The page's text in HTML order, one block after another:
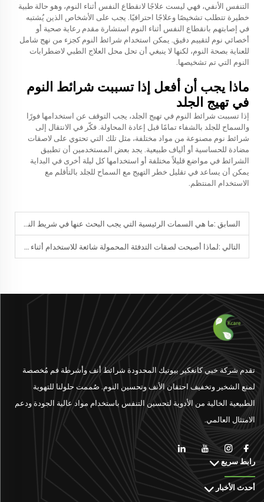
التنفس الأنفي، فهي ليست علاجًا لانقطاع النفس أثناء النوم، وهو حالة طبية
خطيرة تتطلب تشخيصًا وعلاجًا احترافيًا. يجب على الأشخاص الذين يُشتبه
في إصابتهم بانقطاع النفس أثناء النوم استشارة مقدم رعاية صحية أو
أخصائي نوم لتقييم دقيق. يمكن استخدام شرائط النوم كجزء من نهج شامل
للعناية بصحة النوم، لكنها لا ينبغي أن تحل محل العلاج الطبي لاضطرابات
النوم التي تم تشخيصها.
ماذا يجب أن أفعل إذا تسببت شرائط النوم
في تهيج الجلد
إذا تسببت شرائط النوم في تهيج الجلد، يجب التوقف عن استخدامها فورًا
والسماح للجلد بالشفاء تمامًا قبل إعادة المحاولة. فكّر في الانتقال إلى
شرائط نوم مصنوعة من مواد مختلفة، مثل تلك التي تحتوي على لاصقات
مضادة للحساسية أو ألياف طبيعية. يجد بعض المستخدمين أن تطبيق
الشرائط في مواضع قليلاً مختلفة أو استخدامها كل ليلة أخرى في البداية
يمكن أن يساعد في تقليل خطر التهيج مع السماح للجلد بالتأقلم مع
الاستخدام المنتظم.
السابق :ما هي السمات الرئيسية التي يجب البحث عنها في شريط النوم عالي الجودة؟
التالي :لماذا أصبحت لصقات التدفئة المحمولة شائعة للاستخدام أثناء السفر؟
تقدم شركة خبي كانغكير بيوتيك المحدودة شرائط أنف وأشرطة فم مُخصصة
لمنع الشخير وتخفيف احتقان الأنف وتحسين النوم. صُممت حلولنا للتهوية
الطبيعية الخالية من الأدوية لتحسين التنفس باستخدام مواد عالية الجودة ودعم
الامتثال العالمي.
رابط سريع
أحدث الأخبار